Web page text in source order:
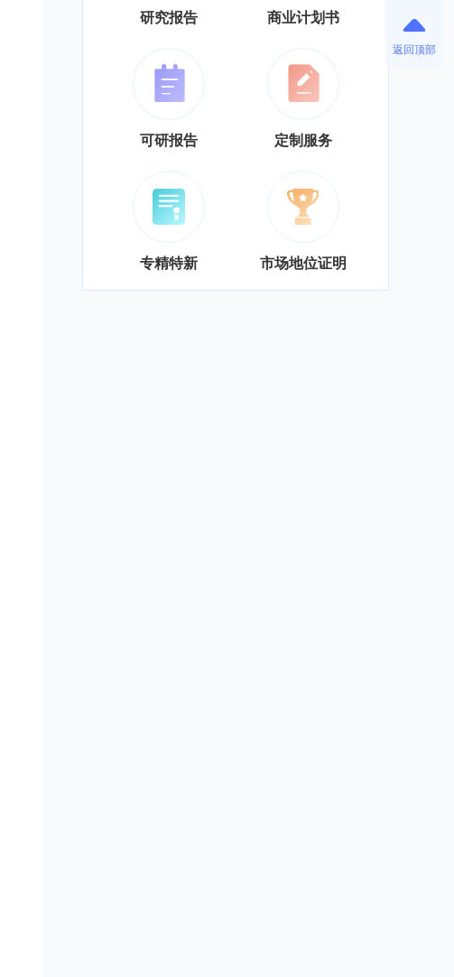
研究报告 商业计划书
可研报告 定制服务
专精特新 市场地位证明
返回顶部